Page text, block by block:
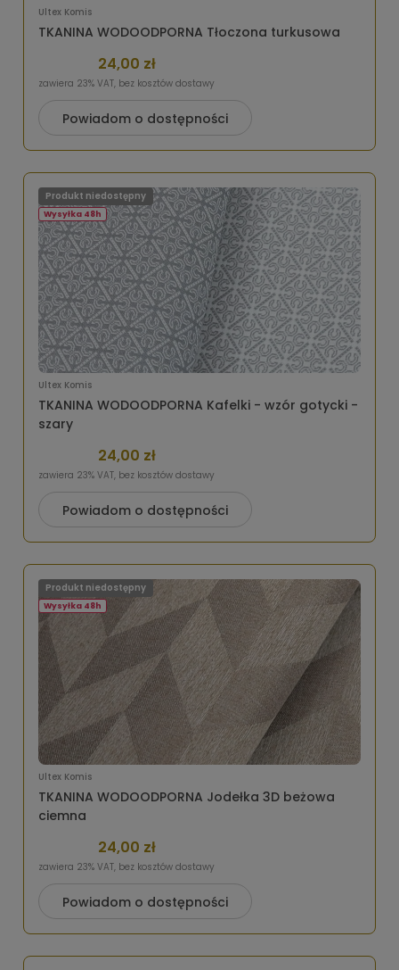
Ultex Komis
TKANINA WODOODPORNA Tłoczona turkusowa
24,00 zł
zawiera 23% VAT, bez kosztów dostawy
Powiadom o dostępności
Ultex Komis
TKANINA WODOODPORNA Kafelki - wzór gotycki -
szary
24,00 zł
zawiera 23% VAT, bez kosztów dostawy
Powiadom o dostępności
Wysyłka 48h
Produkt niedostępny
Ultex Komis
TKANINA WODOODPORNA Jodełka 3D beżowa
ciemna
24,00 zł
zawiera 23% VAT, bez kosztów dostawy
Powiadom o dostępności
Wysyłka 48h
Produkt niedostępny